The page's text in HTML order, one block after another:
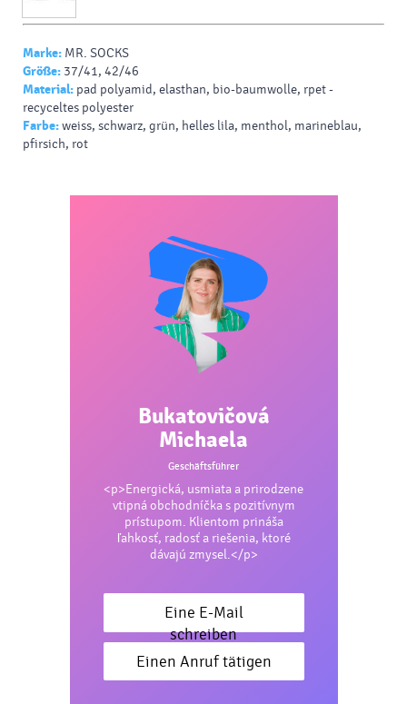
Marke: MR. SOCKS
Größe: 37/41, 42/46
Material: pad polyamid, elasthan, bio-baumwolle, rpet -
recyceltes polyester
Farbe:weiss, schwarz, grün, helles lila, menthol, marineblau,
pfirsich, rot
Bukatovičová
Michaela
Geschäftsführer
<p>Energická, usmiata a prirodzene
vtipná obchodníčka s pozitívnym
prístupom. Klientom prináša
ľahkosť, radosť a riešenia, ktoré
dávajú zmysel.</p>
Eine E-Mail
schreiben
Einen Anruf tätigen